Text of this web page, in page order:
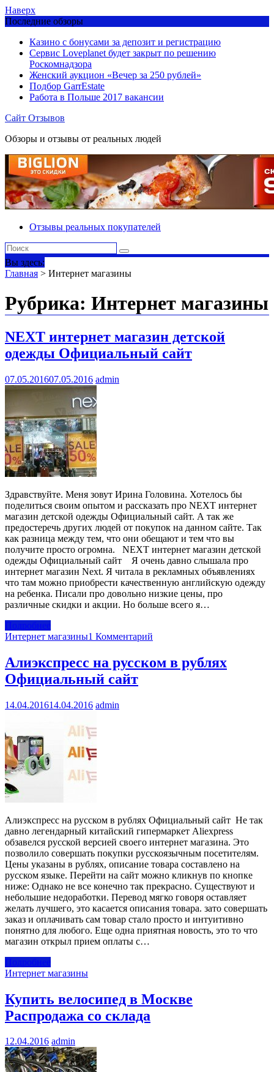
Наверх
Последние обзоры
Казино с бонусами за депозит и регистрацию
Сервис Loveplanet будет закрыт по решению
Роскомнадзора
Женский аукцион «Вечер за 250 рублей»
Подбор GarrEstate
Работа в Польше 2017 вакансии
Сайт Отзывов
Обзоры и отзывы от реальных людей
Отзывы реальных покупателей
Вы здесь:
Главная > Интернет магазины
Рубрика: Интернет магазины
NEXT интернет магазин детской
одежды Официальный сайт
07.05.201607.05.2016 admin
Здравствуйте. Меня зовут Ирина Головина. Хотелось бы
поделиться своим опытом и рассказать про NEXT интернет
магазин детской одежды Официальный сайт. А так же
предостеречь других людей от покупок на данном сайте. Так
как разница между тем, что они обещают и тем что вы
получите просто огромна. NEXT интернет магазин детской
одежды Официальный сайт Я очень давно слышала про
интернет магазин Next. Я читала в рекламных объявлениях
что там можно приобрести качественную английскую одежду
на ребенка. Писали про довольно низкие цены, про
различные скидки и акции. Но больше всего я…
Подробнее
Интернет магазины1 Комментарий
Алиэкспресс на русском в рублях
Официальный сайт
14.04.201614.04.2016 admin
Алиэкспресс на русском в рублях Официальный сайт Не так
давно легендарный китайский гипермаркет Aliexpress
обзавелся русской версией своего интернет магазина. Это
позволило совершать покупки русскоязычным посетителям.
Цены указаны в рублях, описание товара составлено на
русском языке. Перейти на сайт можно кликнув по кнопке
ниже: Однако не все конечно так прекрасно. Существуют и
небольшие недоработки. Перевод мягко говоря оставляет
желать лучшего, это касается описания товара. зато совершать
заказ и оплачивать сам товар стало просто и интуитивно
понятно для любого. Еще одна приятная новость, это то что
магазин открыл прием оплаты с…
Подробнее
Интернет магазины
Купить велосипед в Москве
Распродажа со склада
12.04.2016 admin